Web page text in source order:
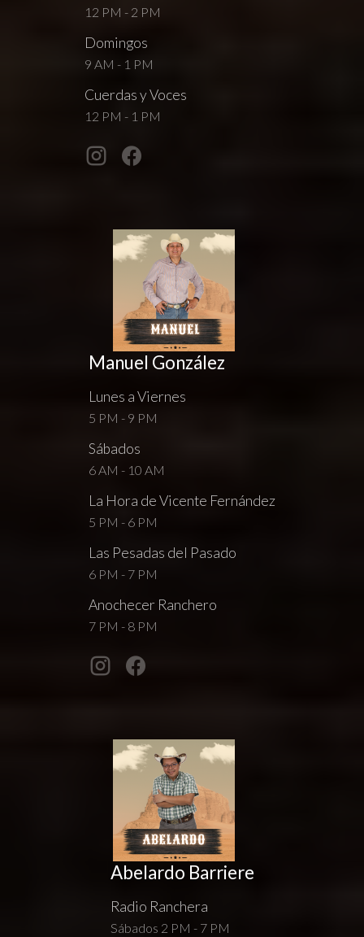
12 PM - 2 PM
Domingos
9 AM - 1 PM
Cuerdas y Voces
12 PM - 1 PM
Manuel González
Lunes a Viernes
5 PM - 9 PM
Sábados
6 AM - 10 AM
La Hora de Vicente Fernández
5 PM - 6 PM
Las Pesadas del Pasado
6 PM - 7 PM
Anochecer Ranchero
7 PM - 8 PM
Abelardo Barriere
Radio Ranchera
Sábados 2 PM - 7 PM